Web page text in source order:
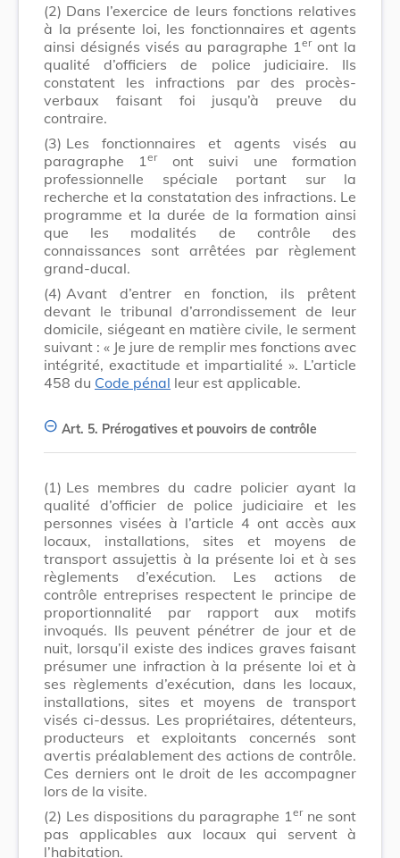
(2) Dans l’exercice de leurs fonctions relatives
à la présente loi, les fonctionnaires et agents
ainsi désignés visés au paragraphe 1 eront la
qualité d’officiers de police judiciaire. Ils
constatent les infractions par des procès-
verbaux faisant foi jusqu’à preuve du
contraire.
(3) Les fonctionnaires et agents visés au
paragraphe 1eront suivi une formation
professionnelle spéciale portant sur la
recherche et la constatation des infractions. Le
programme et la durée de la formation ainsi
que les modalités de contrôle des
connaissances sont arrêtées par règlement
grand-ducal.
(4) Avant d’entrer en fonction, ils prêtent
devant le tribunal d’arrondissement de leur
domicile, siégeant en matière civile, le serment
suivant : « Je jure de remplir mes fonctions avec
intégrité, exactitude et impartialité ». L’article
458 du Code pénal leur est applicable.
Art. 5. Prérogatives et pouvoirs de contrôle
(1) Les membres du cadre policier ayant la
qualité d’officier de police judiciaire et les
personnes visées à l’article 4 ont accès aux
locaux, installations, sites et moyens de
transport assujettis à la présente loi et à ses
règlements d’exécution. Les actions de
contrôle entreprises respectent le principe de
proportionnalité par rapport aux motifs
invoqués. Ils peuvent pénétrer de jour et de
nuit, lorsqu’il existe des indices graves faisant
présumer une infraction à la présente loi et à
ses règlements d’exécution, dans les locaux,
installations, sites et moyens de transport
visés ci-dessus. Les propriétaires, détenteurs,
producteurs et exploitants concernés sont
avertis préalablement des actions de contrôle.
Ces derniers ont le droit de les accompagner
lors de la visite.
(2) Les dispositions du paragraphe 1 erne sont
pas applicables aux locaux qui servent à
l’habitation.